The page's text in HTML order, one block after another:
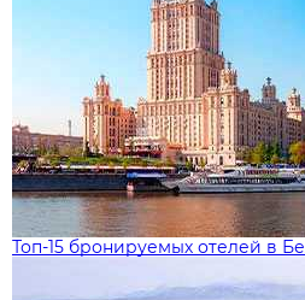
Топ-15 бронируемых отелей в